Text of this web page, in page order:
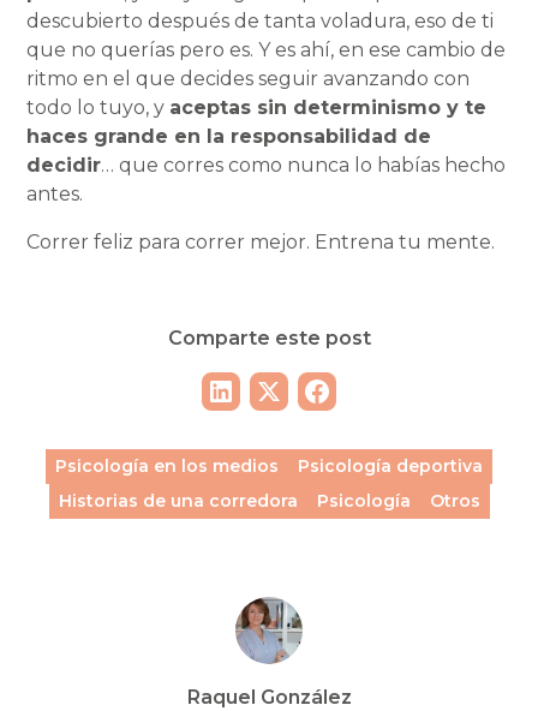
descubierto después de tanta voladura, eso de ti
que no querías pero es. Y es ahí, en ese cambio de
ritmo en el que decides seguir avanzando con
todo lo tuyo, y aceptas sin determinismo y te
haces grande en la responsabilidad de
decidir… que corres como nunca lo habías hecho
antes.
Correr feliz para correr mejor. Entrena tu mente.
Comparte este post
Psicología en los medios
Psicología deportiva
Historias de una corredora
Psicología Otros
Raquel González